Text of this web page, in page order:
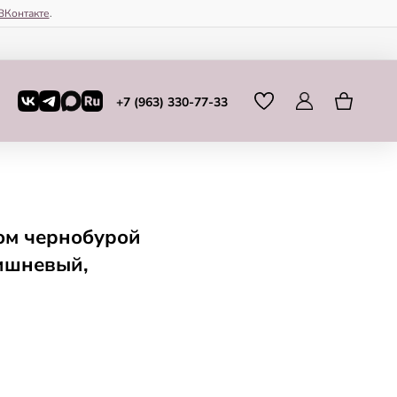
.
+7 (963) 330-77-33
чернобурой